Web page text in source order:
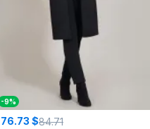
-9%
76.73 $84.71